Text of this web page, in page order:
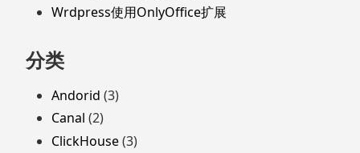
Wrdpress使用OnlyOffice扩展
分类
Andorid (3)
Canal (2)
ClickHouse(3)